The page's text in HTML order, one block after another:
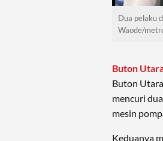
Dua pelaku
Waode/
Buton
Buton
mencuri
mesin
Keduanya